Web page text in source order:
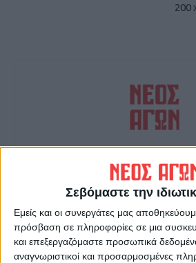
Σεβόμαστε την
Εμείς και οι συνεργάτες μας
πρόσβαση σε πληροφορίες σε μια
και επεξεργαζόμαστε προσωπικά
αναγνωριστικοί και προσαρμοσμένες
200
https://neosagon.gr
Η Αρχαιότερη Καθημερινή Πρωινή